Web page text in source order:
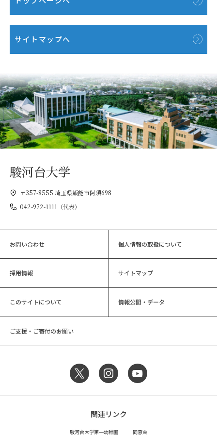
サイトマップへ
駿河台大学
〒357-8555 埼玉県飯能市阿須698
042-972-1111（代表）
お問い合わせ 個人情報の取扱について
採用情報 サイトマップ
このサイトについて 情報公開・データ
ご支援・ご寄付のお願い
関連リンク
駿河台大学第一幼稚園 同窓会